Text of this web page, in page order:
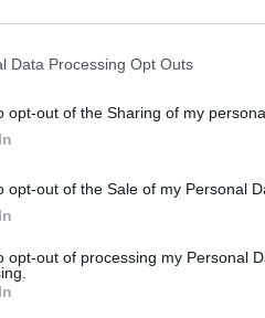
Data Processing Opt Outs
opt-out of the Sharing of my
opt-out of the Sale of my Personal
opt-out of processing my Personal